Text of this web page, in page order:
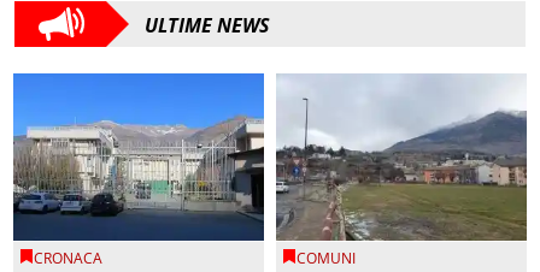
ULTIME NEWS
CRONACA COMUNI